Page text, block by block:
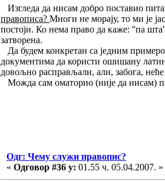
Изгледа да нисам добро поставио
правописа? Многи не морају, то ми је
постоји. Ко нема право да каже: ''па
затворена.
Да будем конкретан са једним
документима да користи ошишану
довољно расправљали, али, забога,
Можда сам оматорио (није да нисам)
Одг: Чему служи правопис?
« Одговор #36 у: 01.55 ч. 05.04.2007. »